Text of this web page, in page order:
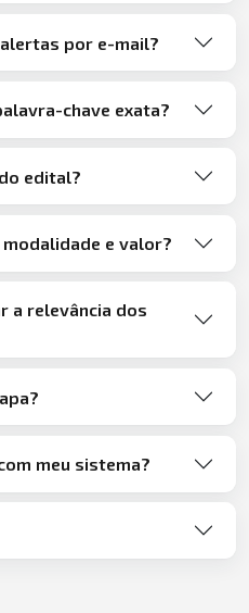
por e-mail?
chave exata?
edital?
e valor?
a relevância dos
meu sistema?